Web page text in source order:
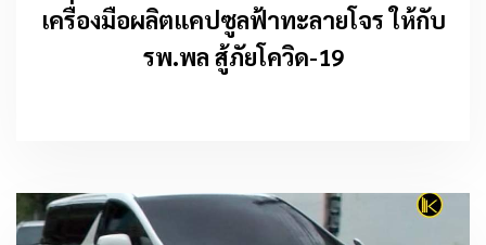
เครื่องมือผลิตแคปซูลฟ้าทะลายโจร ให้กับ
รพ.พล สู้ภัยโควิด-19